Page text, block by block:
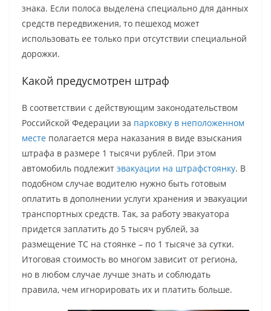
знака. Если полоса выделена специально для данных
средств передвижения, то пешеход может
использовать ее только при отсутствии специальной
дорожки.
Какой предусмотрен штраф
В соответствии с действующим законодательством
Российской Федерации за парковку в неположенном
месте полагается мера наказания в виде взыскания
штрафа в размере 1 тысячи рублей. При этом
автомобиль подлежит эвакуации на штрафстоянку. В
подобном случае водителю нужно быть готовым
оплатить в дополнении услуги хранения и эвакуации
транспортных средств. Так, за работу эвакуатора
придется заплатить до 5 тысяч рублей, за
размещение ТС на стоянке – по 1 тысяче за сутки.
Итоговая стоимость во многом зависит от региона,
но в любом случае лучше знать и соблюдать
правила, чем игнорировать их и платить больше.